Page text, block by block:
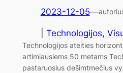
2023-12-05—
Technologijos,
Technologijos ateities
artimiausiems 50 metams
pastaruosius dešimtmečius